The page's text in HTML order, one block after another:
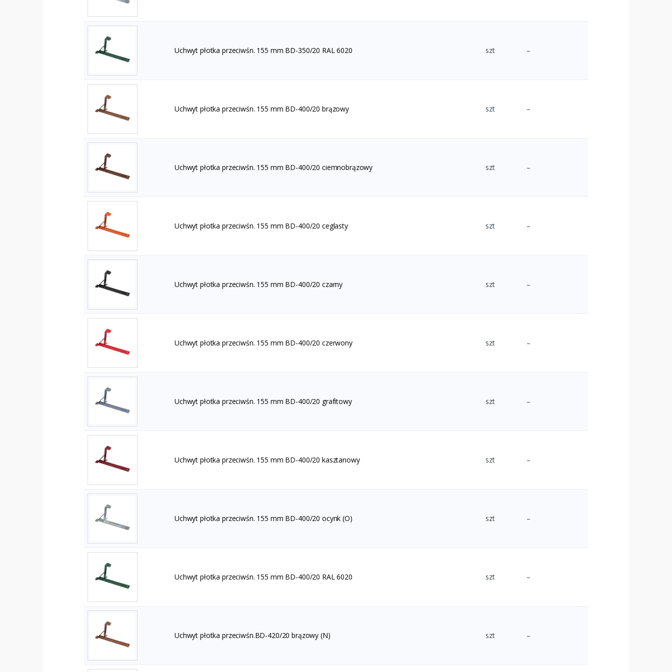
Uchwyt płotka przeciwśn. 155 mm BD-350/20 RAL 6020 szt –
Uchwyt płotka przeciwśn. 155 mm BD-400/20 brązowy szt –
Uchwyt płotka przeciwśn. 155 mm BD-400/20 ciemnobrązowy szt –
Uchwyt płotka przeciwśn. 155 mm BD-400/20 ceglasty szt –
Uchwyt płotka przeciwśn. 155 mm BD-400/20 czarny szt –
Uchwyt płotka przeciwśn. 155 mm BD-400/20 czerwony szt –
Uchwyt płotka przeciwśn. 155 mm BD-400/20 grafitowy szt –
Uchwyt płotka przeciwśn. 155 mm BD-400/20 kasztanowy szt –
Uchwyt płotka przeciwśn. 155 mm BD-400/20 ocynk (O) szt –
Uchwyt płotka przeciwśn. 155 mm BD-400/20 RAL 6020 szt –
Uchwyt płotka przeciwśn.BD-420/20 brązowy (N) szt –